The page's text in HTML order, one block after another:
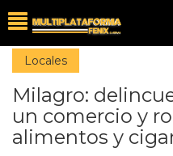
Locales
Milagro:
un comercio y
alimentos y